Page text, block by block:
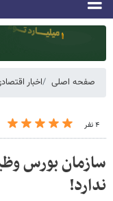
صفحه اصلی اخبار
۴ نفر
سازمان بورس
ندارد!